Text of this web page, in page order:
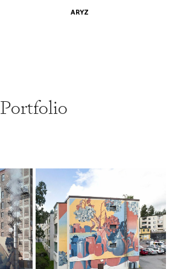
ARYZ
Portfolio